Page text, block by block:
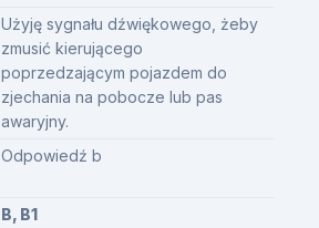
Użyję sygnału dźwiękowego, żeby
zmusić kierującego
poprzedzającym pojazdem do
zjechania na pobocze lub pas
awaryjny.
Odpowiedź b
B, B1